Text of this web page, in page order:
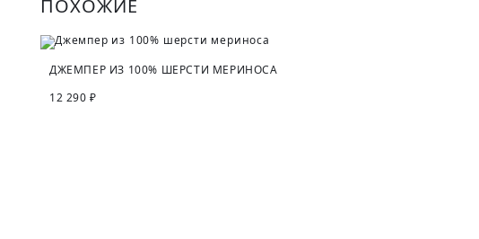
ПОХОЖИЕ
ДЖЕМПЕР ИЗ 100% ШЕРСТИ МЕРИНОСА
12 290 ₽